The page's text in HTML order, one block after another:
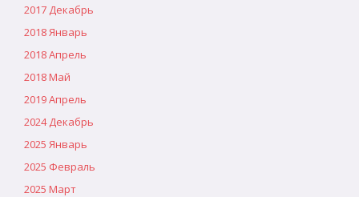
2017 Декабрь
2018 Январь
2018 Апрель
2018 Май
2019 Апрель
2024 Декабрь
2025 Январь
2025 Февраль
2025 Март